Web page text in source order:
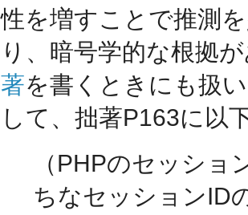
性を増すことで推測
り、暗号学的な根拠
著を書くときにも扱
して、拙著P163に以
（PHPのセッシ
ちなセッションID